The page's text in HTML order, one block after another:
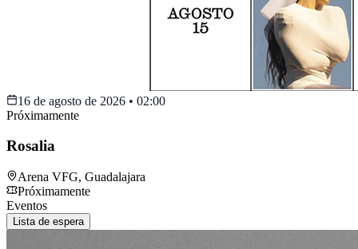
16 de agosto de 2026 • 02:00
Próximamente
Rosalia
Arena VFG, Guadalajara
Próximamente
Eventos
Lista de espera